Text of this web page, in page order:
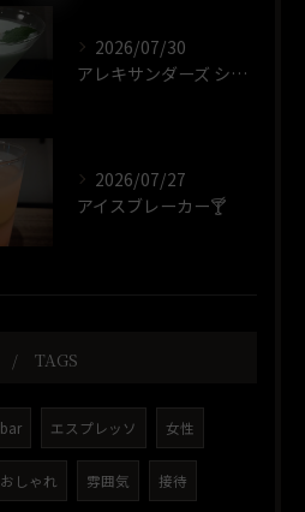
2026/07/30
アレキサンダーズ シスター🍸️
2026/07/27
アイスブレーカー🍸️
TAGS
bar エスプレッソ 女性
おしゃれ 雰囲気 接待